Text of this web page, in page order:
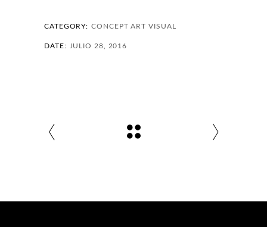
CATEGORY: CONCEPT ART VISUAL
DATE: JULIO 28, 2016